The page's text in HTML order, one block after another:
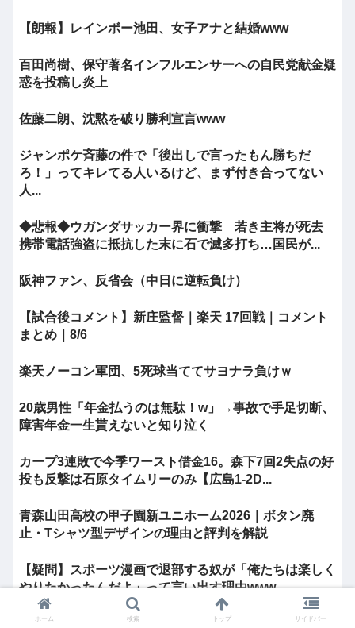
【朗報】レインボー池田、女子アナと結婚www
百田尚樹、保守著名インフルエンサーへの自民党献金疑
惑を投稿し炎上
佐藤二朗、沈黙を破り勝利宣言www
ジャンポケ斉藤の件で「後出しで言ったもん勝ちだ
ろ！」ってキレてる人いるけど、まず付き合ってない
人...
◆悲報◆ウガンダサッカー界に衝撃 若き主将が死去
携帯電話強盗に抵抗した末に石で滅多打ち…国民が...
阪神ファン、反省会（中日に逆転負け）
【試合後コメント】新庄監督｜楽天 17回戦｜コメント
まとめ｜8/6
楽天ノーコン軍団、5死球当ててサヨナラ負けｗ
20歳男性「年金払うのは無駄！w」→事故で手足切断、
障害年金一生貰えないと知り泣く
カープ3連敗で今季ワースト借金16。森下7回2失点の好
投も反撃は石原タイムリーのみ【広島1-2D...
青森山田高校の甲子園新ユニホーム2026｜ボタン廃
止・Tシャツ型デザインの理由と評判を解説
【疑問】スポーツ漫画で退部する奴が「俺たちは楽しく
やりたかったんだよ」って言い出す理由www
◆Ｊ１◆1節 横浜FM×鹿島 横浜16才三井寺の1G2起点
ホーム 検索 トップ サイドバー